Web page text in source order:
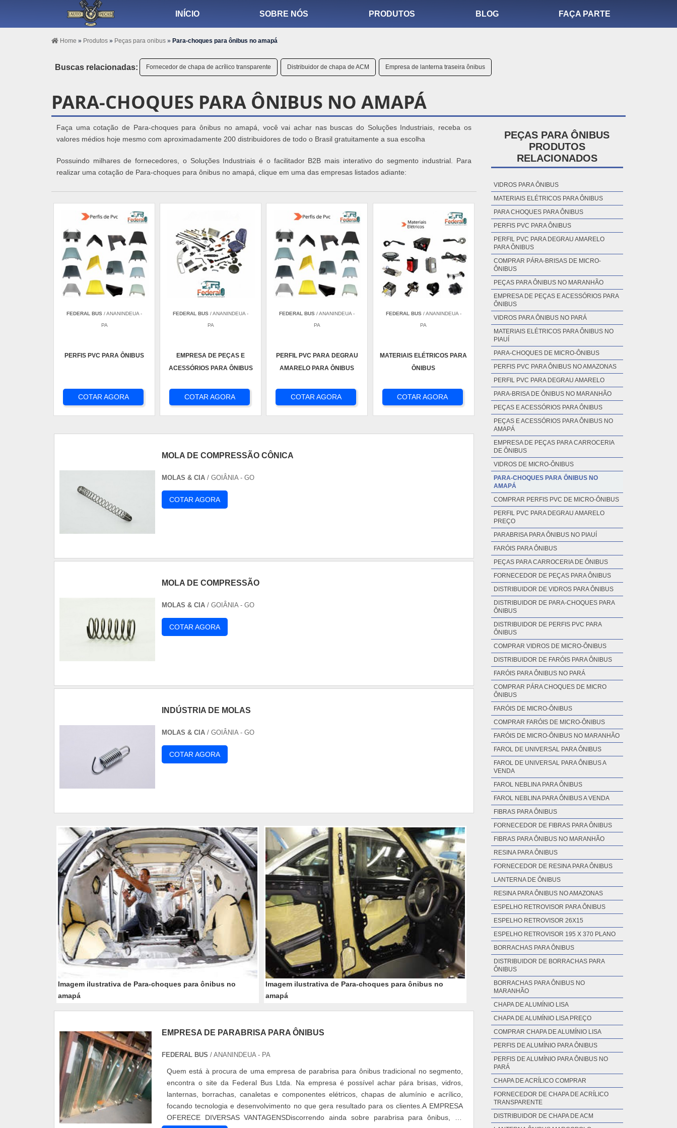
INÍCIO SOBRE NÓS PRODUTOS BLOG FAÇA PARTE
Home » Produtos » Peças para onibus » Para-choques para ônibus no amapá
Buscas relacionadas: Fornecedor de chapa de acrílico transparente Distribuidor de chapa de ACM Empresa de lanterna traseira ônibus
PARA-CHOQUES PARA ÔNIBUS NO AMAPÁ
Faça uma cotação de Para-choques para ônibus no amapá, você vai achar nas buscas do Soluções Industriais, receba os
valores médios hoje mesmo com aproximadamente 200 distribuidores de todo o Brasil gratuitamente a sua escolha
Possuindo milhares de fornecedores, o Soluções Industriais é o facilitador B2B mais interativo do segmento industrial. Para
realizar uma cotação de Para-choques para ônibus no amapá, clique em uma das empresas listados adiante:
FEDERAL BUS / ANANINDEUA -
PA
PERFIS PVC PARA ÔNIBUS
COTAR AGORA
FEDERAL BUS / ANANINDEUA -
PA
EMPRESA DE PEÇAS E
ACESSÓRIOS PARA ÔNIBUS
COTAR AGORA
FEDERAL BUS / ANANINDEUA -
PA
PERFIL PVC PARA DEGRAU
AMARELO PARA ÔNIBUS
COTAR AGORA
FEDERAL BUS/ ANANINDEUA -
PA
MATERIAIS ELÉTRICOS PARA
ÔNIBUS
COTAR AGORA
MOLA DE COMPRESSÃO CÔNICA
MOLAS & CIA / GOIÂNIA - GO
COTAR AGORA
MOLA DE COMPRESSÃO
MOLAS & CIA / GOIÂNIA - GO
COTAR AGORA
INDÚSTRIA DE MOLAS
MOLAS & CIA / GOIÂNIA - GO
COTAR AGORA
Imagem ilustrativa de Para-choques para ônibus no
amapá
Imagem ilustrativa de Para-choques para ônibus no
amapá
EMPRESA DE PARABRISA PARA ÔNIBUS
FEDERAL BUS / ANANINDEUA - PA
Quem está à procura de uma empresa de parabrisa para ônibus tradicional no segmento,
encontra o site da Federal Bus Ltda. Na empresa é possível achar pára brisas, vidros,
lanternas, borrachas, canaletas e componentes elétricos, chapas de alumínio e acrílico,
focando tecnologia e desenvolvimento no que gera resultado para os clientes.A EMPRESA
OFERECE DIVERSAS VANTAGENSDiscorrendo ainda sobre parabrisa para ônibus, na
PEÇAS PARA ÔNIBUS
RELACIONADOS
VIDROS PARA ÔNIBUS
MATERIAIS ELÉTRICOS PARA ÔNIBUS
PARA CHOQUES PARA ÔNIBUS
PERFIS PVC PARA ÔNIBUS
PERFIL PVC PARA DEGRAU AMARELO
PARA ÔNIBUS
COMPRAR PÁRA-BRISAS DE MICRO-
ÔNIBUS
PEÇAS PARA ÔNIBUS NO MARANHÃO
EMPRESA DE PEÇAS E ACESSÓRIOS PARA
ÔNIBUS
VIDROS PARA ÔNIBUS NO PARÁ
MATERIAIS ELÉTRICOS PARA ÔNIBUS NO
PIAUÍ
PARA-CHOQUES DE MICRO-ÔNIBUS
PERFIS PVC PARA ÔNIBUS NO AMAZONAS
PERFIL PVC PARA DEGRAU AMARELO
PARA-BRISA DE ÔNIBUS NO MARANHÃO
PEÇAS E ACESSÓRIOS PARA ÔNIBUS
PEÇAS E ACESSÓRIOS PARA ÔNIBUS NO
AMAPÁ
EMPRESA DE PEÇAS PARA CARROCERIA
DE ÔNIBUS
VIDROS DE MICRO-ÔNIBUS
PARA-CHOQUES PARA ÔNIBUS NO
AMAPÁ
COMPRAR PERFIS PVC DE MICRO-ÔNIBUS
PERFIL PVC PARA DEGRAU AMARELO
PREÇO
PARABRISA PARA ÔNIBUS NO PIAUÍ
FARÓIS PARA ÔNIBUS
PEÇAS PARA CARROCERIA DE ÔNIBUS
FORNECEDOR DE PEÇAS PARA ÔNIBUS
DISTRIBUIDOR DE VIDROS PARA ÔNIBUS
DISTRIBUIDOR DE PARA-CHOQUES PARA
ÔNIBUS
DISTRIBUIDOR DE PERFIS PVC PARA
ÔNIBUS
COMPRAR VIDROS DE MICRO-ÔNIBUS
DISTRIBUIDOR DE FARÓIS PARA ÔNIBUS
FARÓIS PARA ÔNIBUS NO PARÁ
COMPRAR PÁRA CHOQUES DE MICRO
ÔNIBUS
FARÓIS DE MICRO-ÔNIBUS
COMPRAR FARÓIS DE MICRO-ÔNIBUS
FARÓIS DE MICRO-ÔNIBUS NO MARANHÃO
FAROL DE UNIVERSAL PARA ÔNIBUS
FAROL DE UNIVERSAL PARA ÔNIBUS A
VENDA
FAROL NEBLINA PARA ÔNIBUS
FAROL NEBLINA PARA ÔNIBUS A VENDA
FIBRAS PARA ÔNIBUS
FORNECEDOR DE FIBRAS PARA ÔNIBUS
FIBRAS PARA ÔNIBUS NO MARANHÃO
RESINA PARA ÔNIBUS
FORNECEDOR DE RESINA PARA ÔNIBUS
LANTERNA DE ÔNIBUS
RESINA PARA ÔNIBUS NO AMAZONAS
ESPELHO RETROVISOR PARA ÔNIBUS
ESPELHO RETROVISOR 26X15
ESPELHO RETROVISOR 195 X 370 PLANO
BORRACHAS PARA ÔNIBUS
DISTRIBUIDOR DE BORRACHAS PARA
ÔNIBUS
BORRACHAS PARA ÔNIBUS NO
MARANHÃO
CHAPA DE ALUMÍNIO LISA
CHAPA DE ALUMÍNIO LISA PREÇO
COMPRAR CHAPA DE ALUMÍNIO LISA
PERFIS DE ALUMÍNIO PARA ÔNIBUS
PERFIS DE ALUMÍNIO PARA ÔNIBUS NO
PARÁ
CHAPA DE ACRÍLICO COMPRAR
FORNECEDOR DE CHAPA DE ACRÍLICO